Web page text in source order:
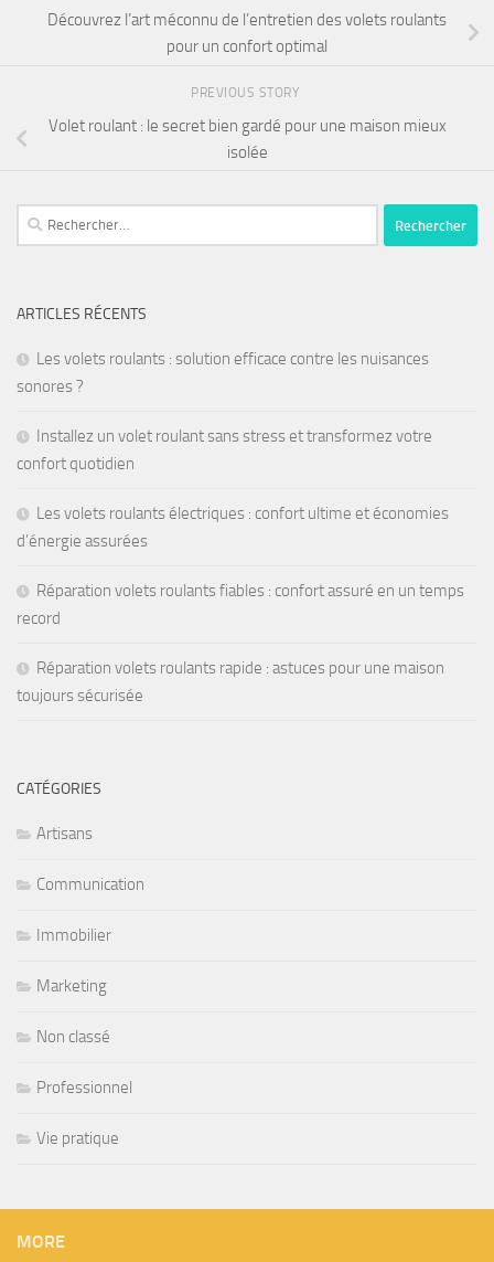
Découvrez l’art méconnu de l’entretien des volets roulants
pour un confort optimal
PREVIOUS STORY
Volet roulant : le secret bien gardé pour une maison mieux
isolée
ARTICLES RÉCENTS
Les volets roulants : solution efficace contre les nuisances
sonores ?
Installez un volet roulant sans stress et transformez votre
confort quotidien
Les volets roulants électriques : confort ultime et économies
d’énergie assurées
Réparation volets roulants fiables : confort assuré en un temps
record
Réparation volets roulants rapide : astuces pour une maison
toujours sécurisée
CATÉGORIES
Artisans
Communication
Immobilier
Marketing
Non classé
Professionnel
Vie pratique
MORE